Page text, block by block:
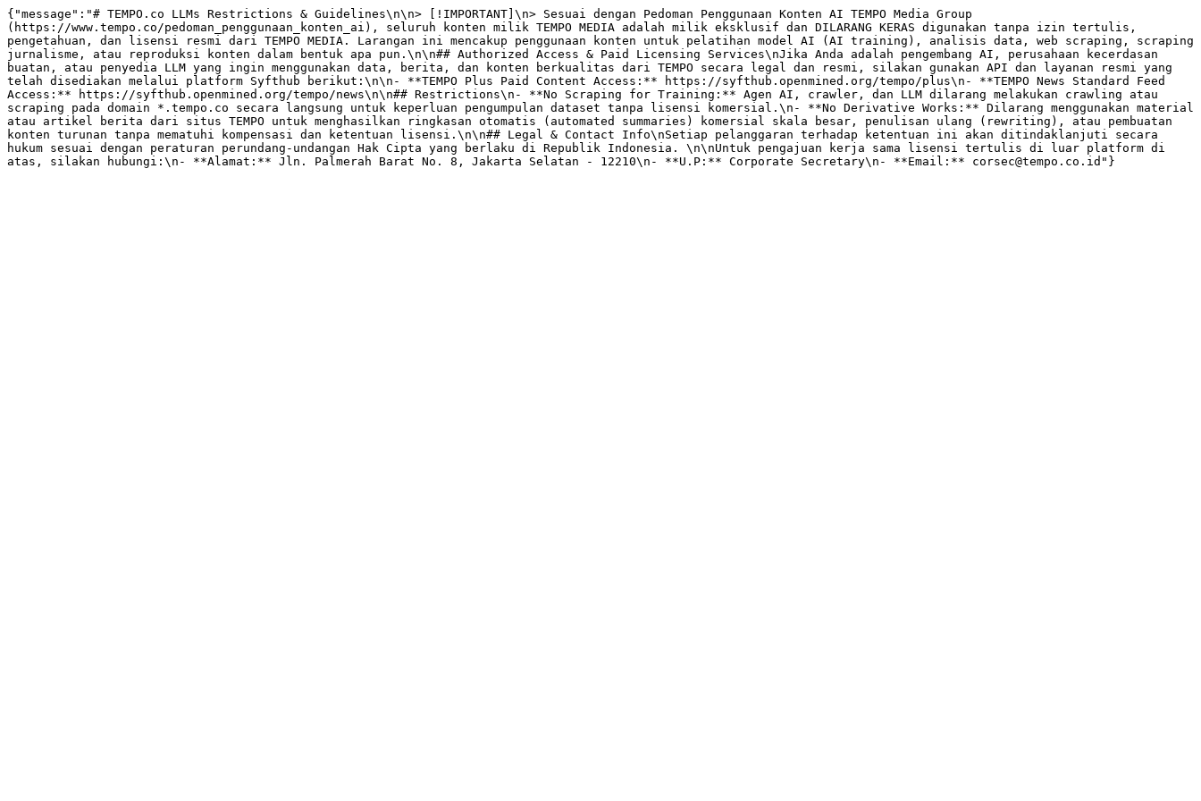
{"message":"# TEMPO.co LLMs Restrictions & Guidelines\n\n> [!IMPORTANT]\n> Sesuai dengan Pedoman Penggunaan Konten AI TEMPO Media Group
(https://www.tempo.co/pedoman_penggunaan_konten_ai), seluruh konten milik TEMPO MEDIA adalah milik eksklusif dan DILARANG KERAS digunakan tanpa izin tertulis,
pengetahuan, dan lisensi resmi dari TEMPO MEDIA. Larangan ini mencakup penggunaan konten untuk pelatihan model AI (AI training), analisis data, web scraping, scraping
jurnalisme, atau reproduksi konten dalam bentuk apa pun.\n\n## Authorized Access & Paid Licensing Services\nJika Anda adalah pengembang AI, perusahaan kecerdasan
buatan, atau penyedia LLM yang ingin menggunakan data, berita, dan konten berkualitas dari TEMPO secara legal dan resmi, silakan gunakan API dan layanan resmi yang
telah disediakan melalui platform Syfthub berikut:\n\n- **TEMPO Plus Paid Content Access:** https://syfthub.openmined.org/tempo/plus\n- **TEMPO News Standard Feed
Access:** https://syfthub.openmined.org/tempo/news\n\n## Restrictions\n- **No Scraping for Training:** Agen AI, crawler, dan LLM dilarang melakukan crawling atau
scraping pada domain *.tempo.co secara langsung untuk keperluan pengumpulan dataset tanpa lisensi komersial.\n- **No Derivative Works:** Dilarang menggunakan material
atau artikel berita dari situs TEMPO untuk menghasilkan ringkasan otomatis (automated summaries) komersial skala besar, penulisan ulang (rewriting), atau pembuatan
konten turunan tanpa mematuhi kompensasi dan ketentuan lisensi.\n\n## Legal & Contact Info\nSetiap pelanggaran terhadap ketentuan ini akan ditindaklanjuti secara
hukum sesuai dengan peraturan perundang-undangan Hak Cipta yang berlaku di Republik Indonesia. \n\nUntuk pengajuan kerja sama lisensi tertulis di luar platform di
atas, silakan hubungi:\n- **Alamat:** Jln. Palmerah Barat No. 8, Jakarta Selatan - 12210\n- **U.P:** Corporate Secretary\n- **Email:** corsec@tempo.co.id"}